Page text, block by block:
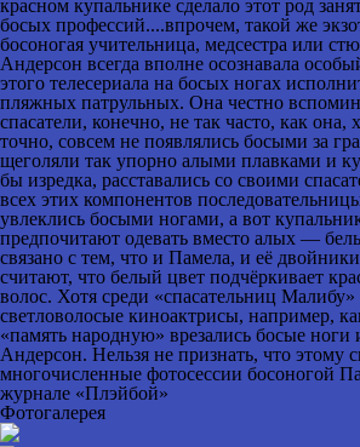
красном купальнике сделало этот род
босых профессий....впрочем, такой же
босоногая учительница, медсестра или
Андерсон всегда вполне осознавала
этого телесериала на босых ногах
пляжных патрульных. Она честно
спасатели, конечно, не так часто, как
точно, совсем не появлялись босыми за
щеголяли так упорно алыми плавками и
бы изредка, расставались со своими
всех этих компонентов
увлеклись босыми ногами, а вот
предпочитают одевать вместо алых —
связано с тем, что и Памела, и её
считают, что белый цвет подчёркивает
волос. Хотя среди «спасательниц
светловолосые киноактрисы, например,
«память народную» врезались босые
Андерсон. Нельзя не признать, что этому
многочисленные фотосессии босоногой
журнале «Плэйбой»
Фотогалерея